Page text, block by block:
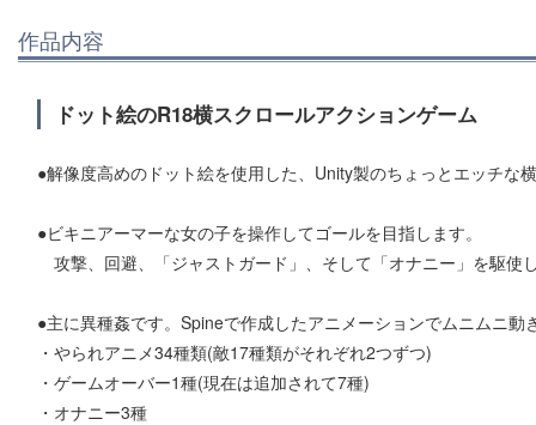
作品内容
ドット絵のR18横スクロールアクションゲーム
●解像度高めのドット絵を使用した、Unity製のちょっとエッチな
●ビキニアーマーな女の子を操作してゴールを目指します。
攻撃、回避、「ジャストガード」、そして「オナニー」を駆使
●主に異種姦です。Spineで作成したアニメーションでムニムニ動
・やられアニメ34種類(敵17種類がそれぞれ2つずつ)
・ゲームオーバー1種(現在は追加されて7種)
・オナニー3種